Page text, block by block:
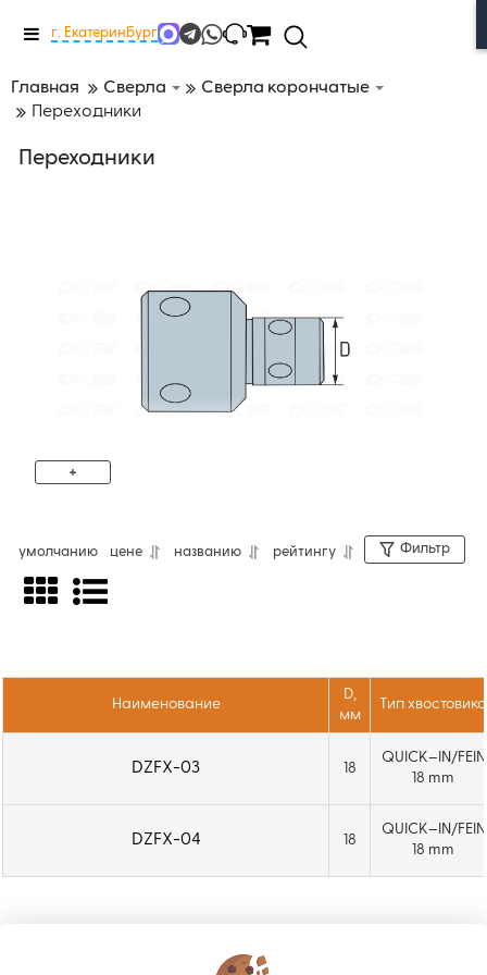
Меню
г. Екатеринбург
Главная Сверла
Сверла корончатые
Переходники
Переходники
Переходники предназначены для
оснастки. Обеспечивают надежную
фиксацию инструмента и позволяют
использовать оборудование с разными
типами посадки. Для корректной работы
необходимо подобрать совместимый
направляющий штифт.
+
умолчанию цене названию рейтингу Фильтр
Наименование
D,
мм
Тип хвостовика
DZFX-03 18
QUICK–IN/FEIN
18 mm
DZFX-04 18
QUICK–IN/FEIN
18 mm